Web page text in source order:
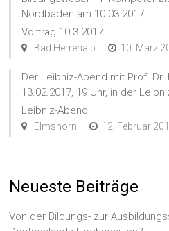
Nordbaden am 10.03.2017
Vortrag 10.3.2017
Bad Herrenalb 10. März
Der Leibniz-Abend mit Prof. Dr.
13.02.2017, 19 Uhr, in der
Leibniz-Abend
Elmshorn 12. Februar
Neueste Beiträge
Von der Bildungs- zur